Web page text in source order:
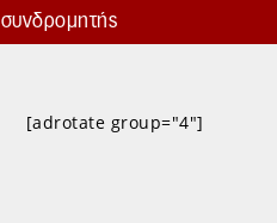
συνδρομητής
[adrotate group="4"]